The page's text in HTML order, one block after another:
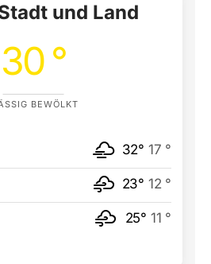
und Land
30 °
BEWÖLKT
32° 17 °
23° 12 °
25° 11 °